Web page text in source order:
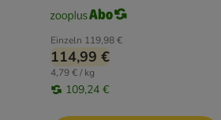
Einzeln 119,98 €
114,99 €
4,79 € / kg
109,24 €